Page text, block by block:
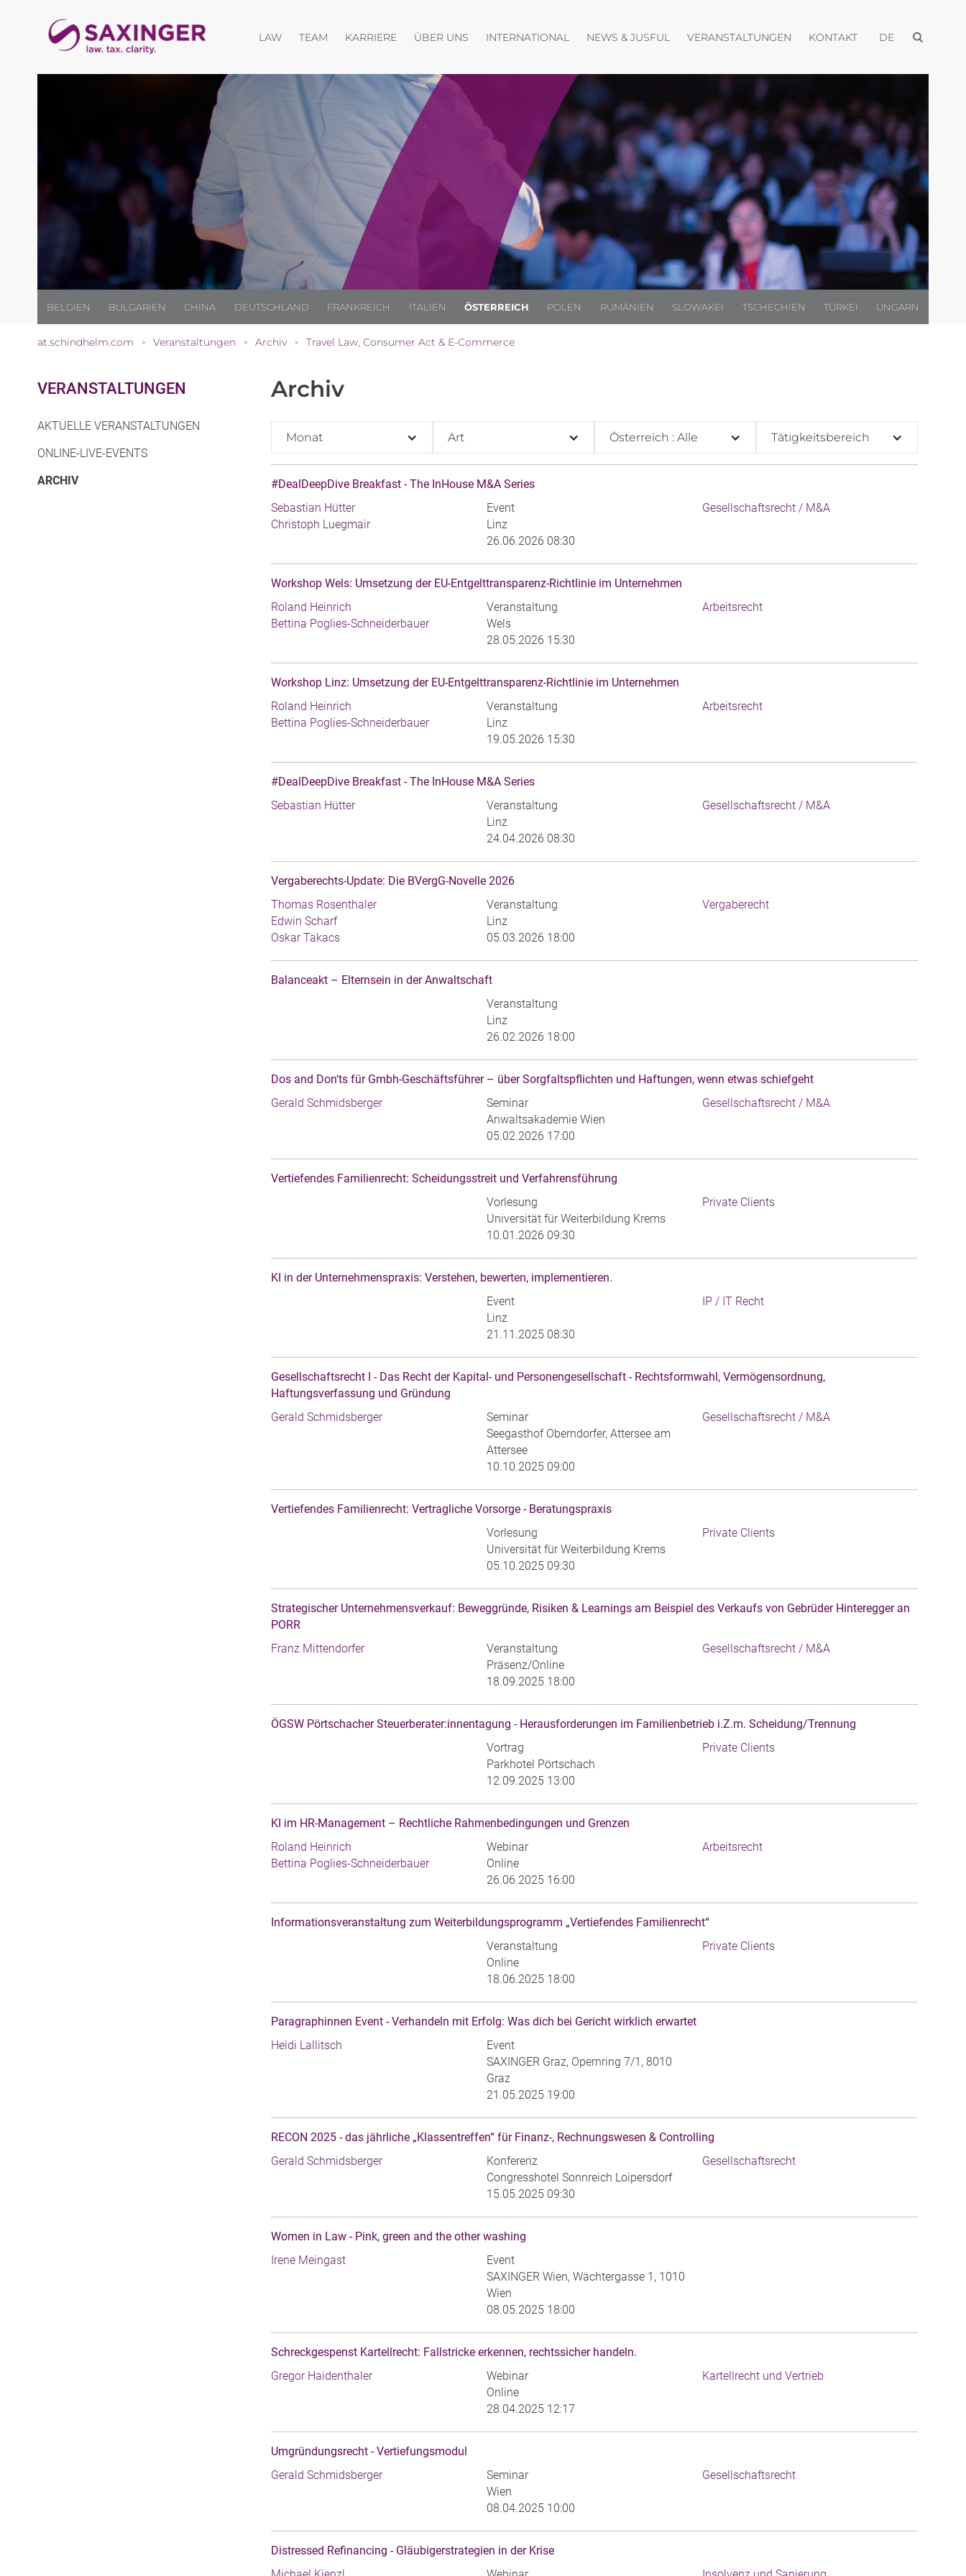
LAWMenü öffnen
TEAM KARRIEREMenü öffnen
ÜBER UNS Menü öffnen
INTERNATIONAL Menü öffnen
NEWS & JUSFUL Menü öffnen
VERANSTALTUNGEN Menü öffnen
KONTAKTMenü öffnen
DE Menü öffnen
BELGIEN BULGARIEN CHINA DEUTSCHLAND FRANKREICH ITALIEN ÖSTERREICH POLEN RUMÄNIEN SLOWAKEI TSCHECHIEN TÜRKEI UNGARN
at.schindhelm.com > Veranstaltungen > Archiv > Travel Law, Consumer Act & E-Commerce
VERANSTALTUNGEN
AKTUELLE VERANSTALTUNGEN
ONLINE-LIVE-EVENTS
ARCHIV(CURRENT)
Archiv
Monat Art Österreich : Alle Tätigkeitsbereich
#DealDeepDive Breakfast - The InHouse M&A Series
Sebastian Hütter
Christoph Luegmair
Event
Linz
26.06.2026 08:30
Gesellschaftsrecht / M&A
Workshop Wels: Umsetzung der EU-Entgelttransparenz-Richtlinie im Unternehmen
Roland Heinrich
Bettina Poglies-Schneiderbauer
Veranstaltung
Wels
28.05.2026 15:30
Arbeitsrecht
Workshop Linz: Umsetzung der EU-Entgelttransparenz-Richtlinie im Unternehmen
Roland Heinrich
Bettina Poglies-Schneiderbauer
Veranstaltung
Linz
19.05.2026 15:30
Arbeitsrecht
#DealDeepDive Breakfast - The InHouse M&A Series
Sebastian Hütter
Veranstaltung
Linz
24.04.2026 08:30
Gesellschaftsrecht / M&A
Vergaberechts-Update: Die BVergG-Novelle 2026
Thomas Rosenthaler
Edwin Scharf
Oskar Takacs
Veranstaltung
Linz
05.03.2026 18:00
Vergaberecht
Balanceakt – Elternsein in der Anwaltschaft
Veranstaltung
Linz
26.02.2026 18:00
Dos and Don‘ts für Gmbh-Geschäftsführer – über Sorgfaltspflichten und Haftungen, wenn etwas schiefgeht
Gerald Schmidsberger
Seminar
Anwaltsakademie Wien
05.02.2026 17:00
Gesellschaftsrecht / M&A
Vertiefendes Familienrecht: Scheidungsstreit und Verfahrensführung
Vorlesung
Universität für Weiterbildung Krems
10.01.2026 09:30
Private Clients
KI in der Unternehmenspraxis: Verstehen, bewerten, implementieren.
Event
Linz
21.11.2025 08:30
IP / IT Recht
Gesellschaftsrecht I - Das Recht der Kapital- und Personengesellschaft - Rechtsformwahl, Vermögensordnung,
Haftungsverfassung und Gründung
Gerald Schmidsberger
Seminar
Seegasthof Oberndorfer, Attersee am
Attersee
10.10.2025 09:00
Gesellschaftsrecht / M&A
Vertiefendes Familienrecht: Vertragliche Vorsorge - Beratungspraxis
Vorlesung
Universität für Weiterbildung Krems
05.10.2025 09:30
Private Clients
Strategischer Unternehmensverkauf: Beweggründe, Risiken & Learnings am Beispiel des Verkaufs von Gebrüder Hinteregger an
PORR
Franz Mittendorfer
Veranstaltung
Präsenz/Online
18.09.2025 18:00
Gesellschaftsrecht / M&A
ÖGSW Pörtschacher Steuerberater:innentagung - Herausforderungen im Familienbetrieb i.Z.m. Scheidung/Trennung
Vortrag
Parkhotel Pörtschach
12.09.2025 13:00
Private Clients
KI im HR-Management – Rechtliche Rahmenbedingungen und Grenzen
Roland Heinrich
Bettina Poglies-Schneiderbauer
Webinar
Online
26.06.2025 16:00
Arbeitsrecht
Informationsveranstaltung zum Weiterbildungsprogramm „Vertiefendes Familienrecht“
Veranstaltung
Online
18.06.2025 18:00
Private Clients
Paragraphinnen Event - Verhandeln mit Erfolg: Was dich bei Gericht wirklich erwartet
Heidi Lallitsch
Event
SAXINGER Graz, Opernring 7/1, 8010
Graz
21.05.2025 19:00
RECON 2025 - das jährliche „Klassentreffen“ für Finanz-, Rechnungswesen & Controlling
Gerald Schmidsberger
Konferenz
Congresshotel Sonnreich ‍Loipersdorf
15.05.2025 09:30
Gesellschaftsrecht
Women in Law - Pink, green and the other washing
Irene Meingast
Event
SAXINGER Wien, Wächtergasse 1, 1010
Wien
08.05.2025 18:00
Schreckgespenst Kartellrecht: Fallstricke erkennen, rechtssicher handeln.
Gregor Haidenthaler
Webinar
Online
28.04.2025 12:17
Kartellrecht und Vertrieb
Umgründungsrecht - Vertiefungsmodul
Gerald Schmidsberger
Seminar
Wien
08.04.2025 10:00
Gesellschaftsrecht
Distressed Refinancing - Gläubigerstrategien in der Krise